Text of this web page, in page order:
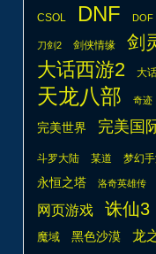
CSOL DNF DOF
刀剑2 剑侠情缘 剑
大话西游2 大
天龙八部 奇迹
完美世界 完美国
斗罗大陆 某道 梦幻
永恒之塔
洛奇英雄传
网页游戏 诛仙3
魔域 黑色沙漠 龙